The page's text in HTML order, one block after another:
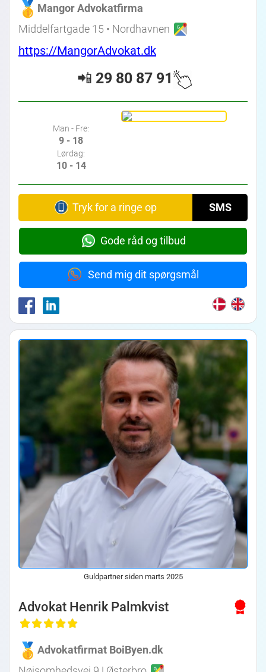
Mangor Advokatfirma
Middelfartgade 15 • Nordhavnen
https://MangorAdvokat.dk
📲 29 80 87 91
Man - Fre:
9 - 18
Lørdag:
10 - 14
Tryk for a ringe op SMS
Gode råd og tilbud
Send mig dit spørgsmål
Guldpartner siden marts 2025
Advokat Henrik Palmkvist
Advokatfirmat BoiByen.dk